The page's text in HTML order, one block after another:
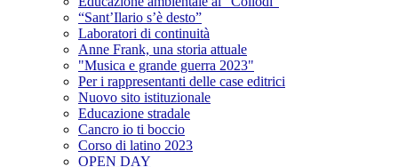
“Sant’Ilario s’è desto”
Laboratori di continuità
Anne Frank, una storia attuale
"Musica e grande guerra 2023"
Per i rappresentanti delle case editrici
Nuovo sito istituzionale
Educazione stradale
Cancro io ti boccio
Corso di latino 2023
OPEN DAY